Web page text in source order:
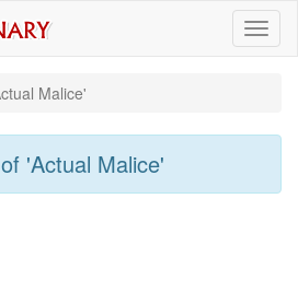
Malice'
'Actual Malice'